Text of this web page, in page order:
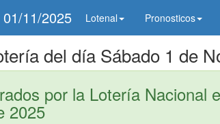
11/2025 Lotenal Pronosticos
del día Sábado 1 de
por la Lotería Nacional
2025